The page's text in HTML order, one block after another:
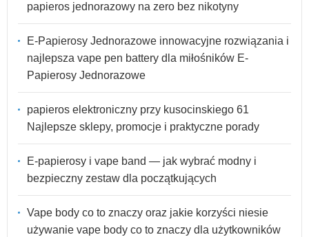
papieros jednorazowy na zero bez nikotyny
E-Papierosy Jednorazowe innowacyjne rozwiązania i
najlepsza vape pen battery dla miłośników E-
Papierosy Jednorazowe
papieros elektroniczny przy kusocinskiego 61
Najlepsze sklepy, promocje i praktyczne porady
E-papierosy i vape band — jak wybrać modny i
bezpieczny zestaw dla początkujących
Vape body co to znaczy oraz jakie korzyści niesie
używanie vape body co to znaczy dla użytkowników